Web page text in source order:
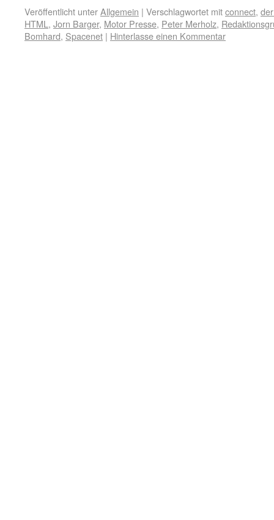
Veröffentlicht unterAllgemein | Verschlagwortet mitconnect,
HTML , Jorn Barger, Motor Presse, Peter Merholz,
Bomhard, Spacenet | Hinterlasse einen Kommentar